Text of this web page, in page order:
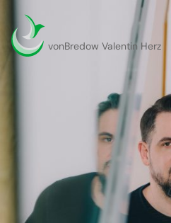
vonBredow Valentin Herz